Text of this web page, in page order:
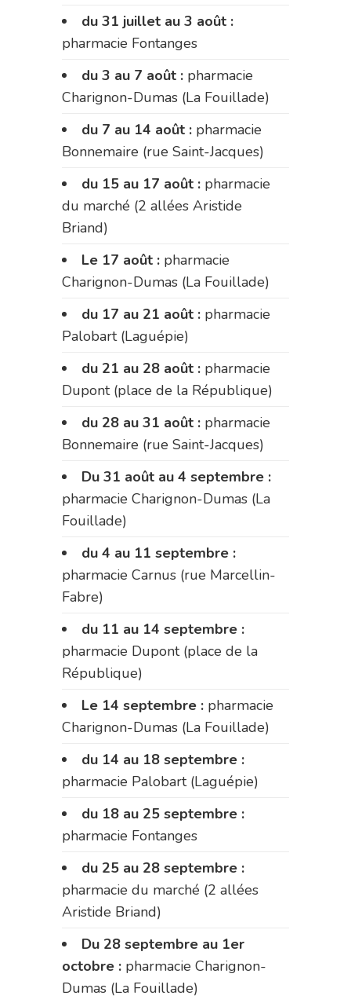
du 31 juillet au 3 août :
pharmacie Fontanges
du 3 au 7 août : pharmacie
Charignon-Dumas (La Fouillade)
du 7 au 14 août : pharmacie
Bonnemaire (rue Saint-Jacques)
du 15 au 17 août : pharmacie
du marché (2 allées Aristide
Briand)
Le 17 août : pharmacie
Charignon-Dumas (La Fouillade)
du 17 au 21 août : pharmacie
Palobart (Laguépie)
du 21 au 28 août : pharmacie
Dupont (place de la République)
du 28 au 31 août : pharmacie
Bonnemaire (rue Saint-Jacques)
Du 31 août au 4 septembre :
pharmacie Charignon-Dumas (La
Fouillade)
du 4 au 11 septembre :
pharmacie Carnus (rue Marcellin-
Fabre)
du 11 au 14 septembre :
pharmacie Dupont (place de la
République)
Le 14 septembre : pharmacie
Charignon-Dumas (La Fouillade)
du 14 au 18 septembre :
pharmacie Palobart (Laguépie)
du 18 au 25 septembre :
pharmacie Fontanges
du 25 au 28 septembre :
pharmacie du marché (2 allées
Aristide Briand)
Du 28 septembre au 1er
octobre : pharmacie Charignon-
Dumas (La Fouillade)